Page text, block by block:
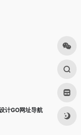
计GO网址导航